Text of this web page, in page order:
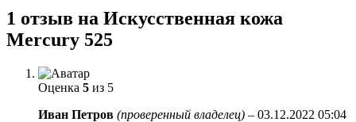
1 отзыв на Искусственная кожа
Mercury 525
Оценка 5 из 5
Иван Петров (проверенный владелец) – 03.12.2022 05:04